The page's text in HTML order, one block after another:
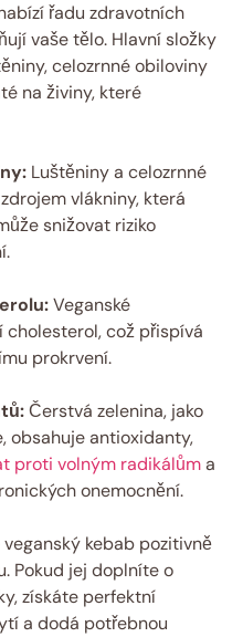
řadu zdravotních
vaše tělo. Hlavní složky
celozrnné obiloviny
na živiny, které
Luštěniny a celozrnné
vlákniny, která
snižovat riziko
Veganské
což přispívá
prokrvení.
Čerstvá zelenina, jako
obsahuje antioxidanty,
proti volným radikálůma
onemocnění.
kebab pozitivně
Pokud jej doplníte o
získáte perfektní
a dodá potřebnou